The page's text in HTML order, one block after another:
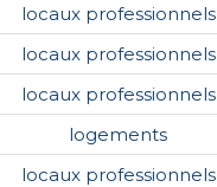
locaux professionnels
locaux professionnels
locaux professionnels
logements
locaux professionnels